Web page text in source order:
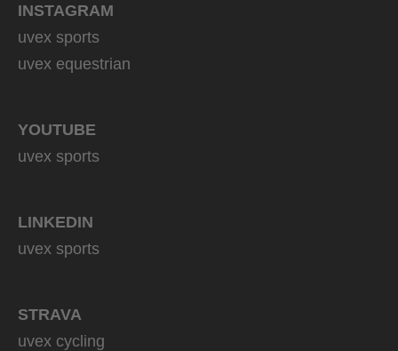
INSTAGRAM
uvex sports
uvex equestrian
YOUTUBE
uvex sports
LINKEDIN
uvex sports
STRAVA
uvex cycling